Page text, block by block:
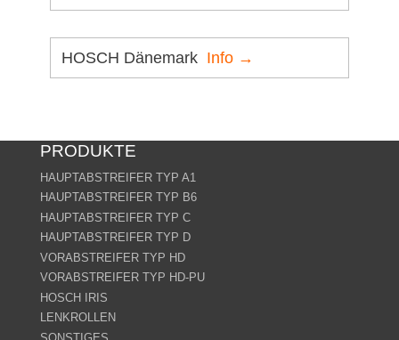
HOSCH Dänemark Info →
PRODUKTE
HAUPTABSTREIFER TYP A1
HAUPTABSTREIFER TYP B6
HAUPTABSTREIFER TYP C
HAUPTABSTREIFER TYP D
VORABSTREIFER TYP HD
VORABSTREIFER TYP HD-PU
HOSCH IRIS
LENKROLLEN